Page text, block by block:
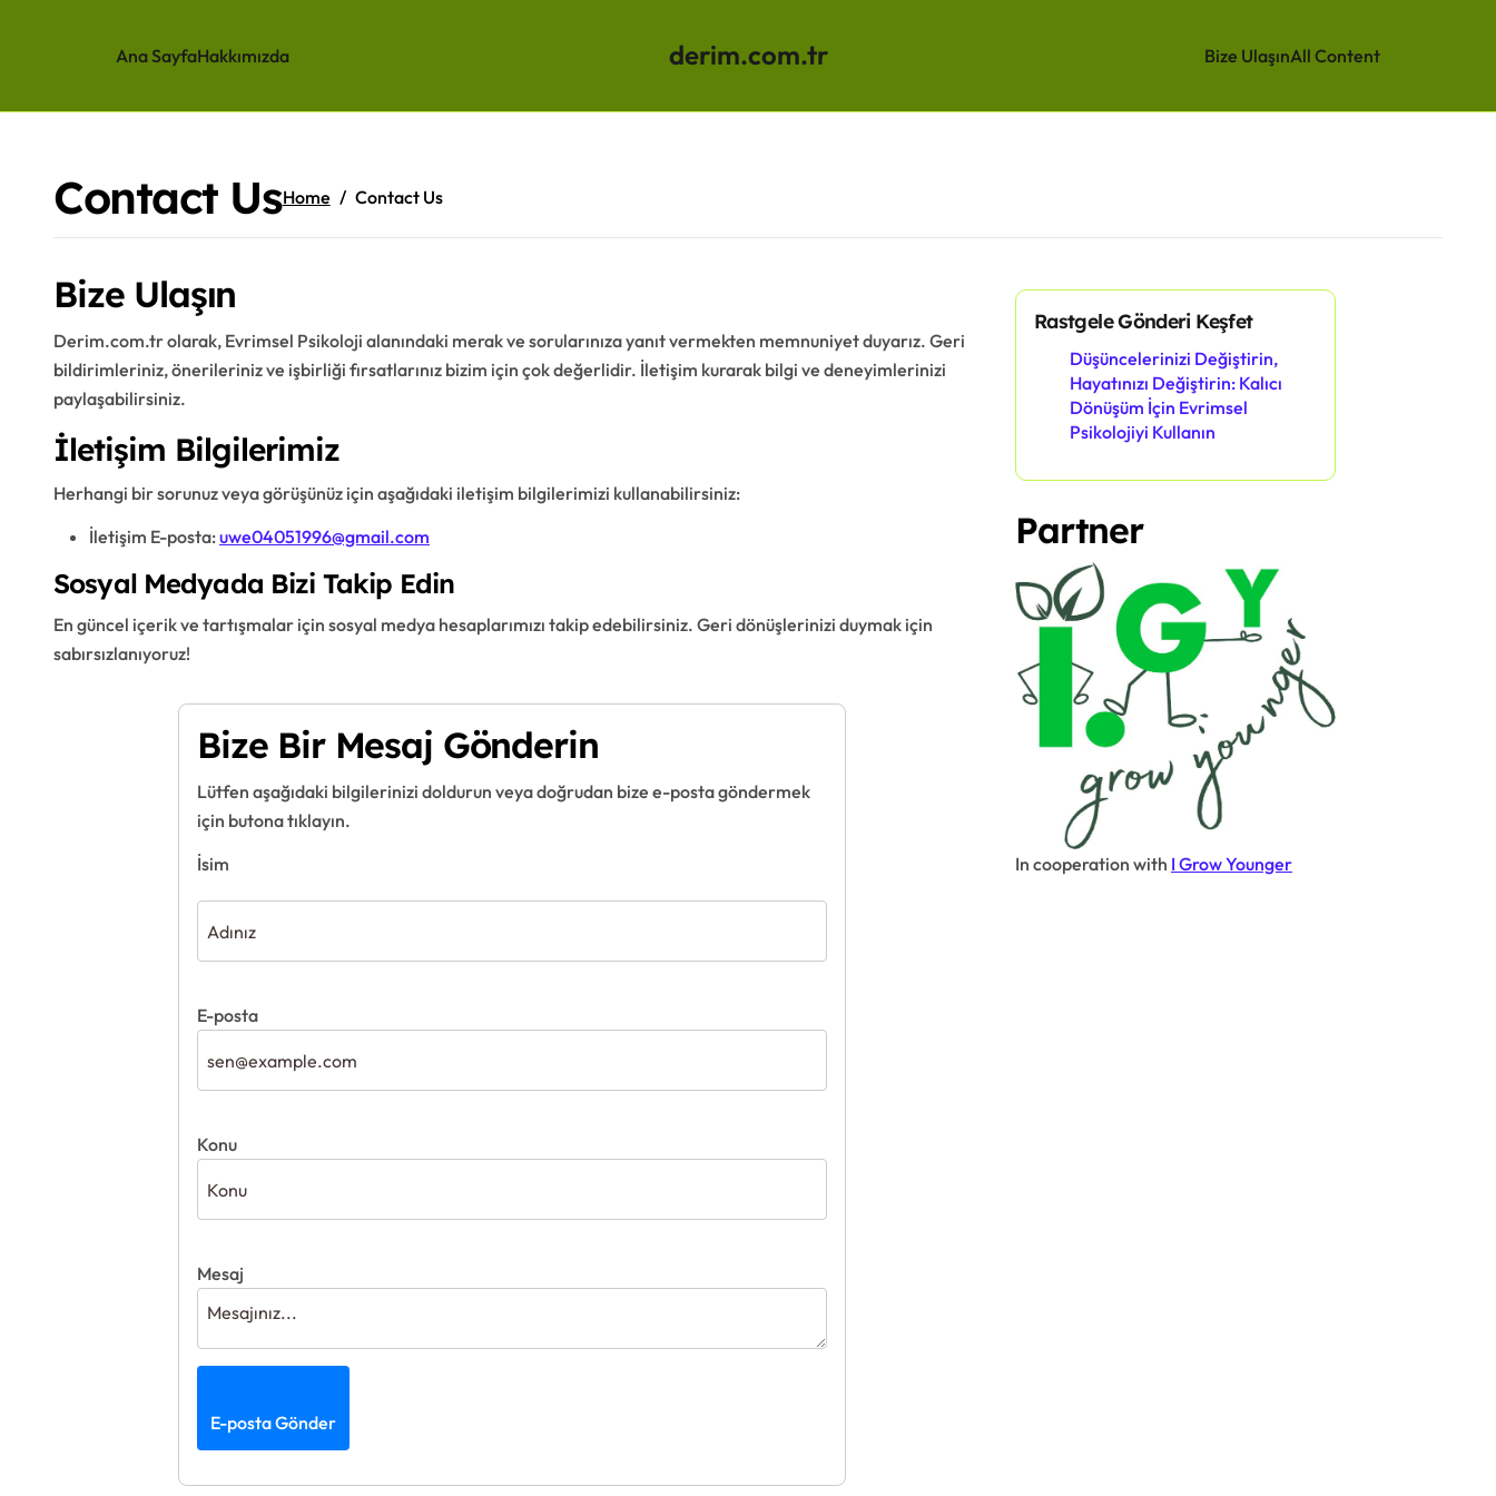
Ana SayfaHakkımızda derim.com.tr Bize UlaşınAll Content
Contact UsHome Contact Us
Bize Ulaşın
Derim.com.tr olarak, Evrimsel Psikoloji alanındaki merak ve sorularınıza yanıt vermekten memnuniyet duyarız. Geri
bildirimleriniz, önerileriniz ve işbirliği fırsatlarınız bizim için çok değerlidir. İletişim kurarak bilgi ve deneyimlerinizi
paylaşabilirsiniz.
İletişim Bilgilerimiz
Herhangi bir sorunuz veya görüşünüz için aşağıdaki iletişim bilgilerimizi kullanabilirsiniz:
İletişim E-posta:uwe04051996@gmail.com
Sosyal Medyada Bizi Takip Edin
En güncel içerik ve tartışmalar için sosyal medya hesaplarımızı takip edebilirsiniz. Geri dönüşlerinizi duymak için
sabırsızlanıyoruz!
Bize Bir Mesaj Gönderin
Lütfen aşağıdaki bilgilerinizi doldurun veya doğrudan bize e-posta göndermek
için butona tıklayın.
İsim
E-posta
Konu
Mesaj
E-posta Gönder
Rastgele Gönderi Keşfet
Düşüncelerinizi Değiştirin,
Hayatınızı Değiştirin: Kalıcı
Dönüşüm İçin Evrimsel
Psikolojiyi Kullanın
Partner
In cooperation with I Grow Younger